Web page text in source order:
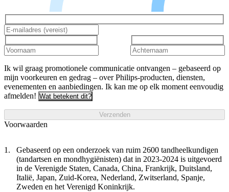
Ik wil graag promotionele communicatie ontvangen – gebaseerd op
mijn voorkeuren en gedrag – over Philips-producten, diensten,
evenementen en aanbiedingen. Ik kan me op elk moment eenvoudig
afmelden! Wat betekent dit?
Verzenden
Voorwaarden
Gebaseerd op een onderzoek van ruim 2600 tandheelkundigen
(tandartsen en mondhygiënisten) dat in 2023-2024 is uitgevoerd
in de Verenigde Staten, Canada, China, Frankrijk, Duitsland,
Italië, Japan, Zuid-Korea, Nederland, Zwitserland, Spanje,
Zweden en het Verenigd Koninkrijk.